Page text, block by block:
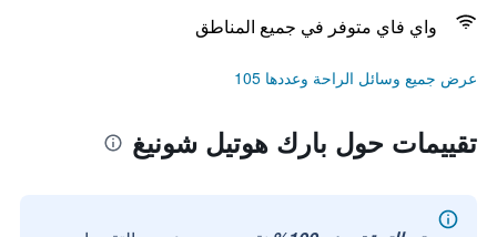
واي فاي متوفر في جميع المناطق
عرض جميع وسائل الراحة وعددها 105
تقييمات حول بارك هوتيل شونيغ